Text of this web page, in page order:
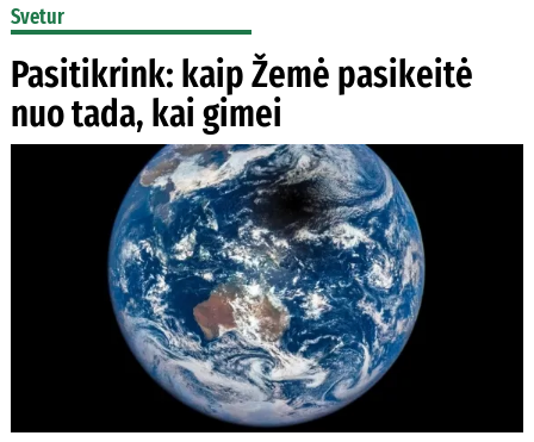
Svetur
Pasitikrink: kaip Žemė pasikeitė
nuo tada, kai gimei